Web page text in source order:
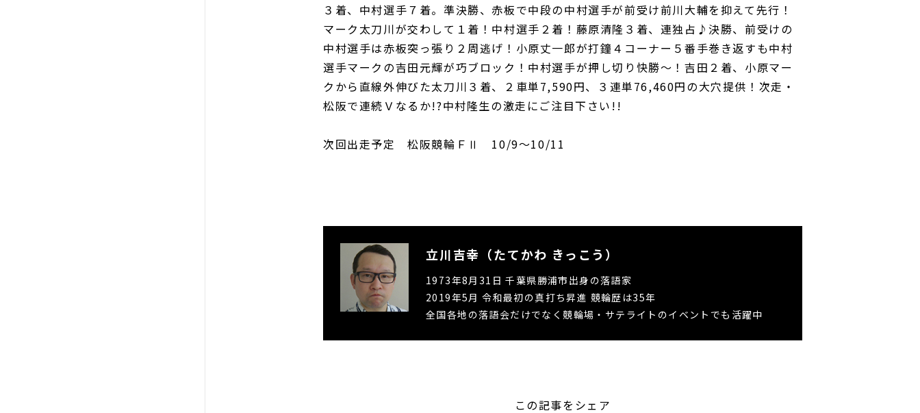
３着、中村選手７着。準決勝、赤板で中段の中村選手が前受け前川大輔を抑えて先行！
マーク太刀川が交わして１着！中村選手２着！藤原清隆３着、連独占♪決勝、前受けの
中村選手は赤板突っ張り２周逃げ！小原丈一郎が打鐘４コーナー５番手巻き返すも中村
選手マークの吉田元輝が巧ブロック！中村選手が押し切り快勝～！吉田２着、小原マー
クから直線外伸びた太刀川３着、２車単7,590円、３連単76,460円の大穴提供！次走・
松阪で連続Ｖなるか!?中村隆生の激走にご注目下さい!!
次回出走予定 松阪競輪ＦⅡ 10/9～10/11
立川吉幸（たてかわ きっこう）
1973年8月31日 千葉県勝浦市出身の落語家
2019年5月 令和最初の真打ち昇進 競輪歴は35年
全国各地の落語会だけでなく競輪場・サテライトのイベントでも活躍中
この記事をシェア